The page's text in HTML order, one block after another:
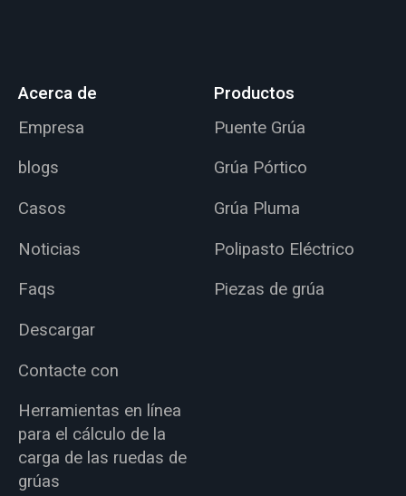
Acerca de
Empresa
blogs
Casos
Noticias
Faqs
Descargar
Contacte con
Herramientas en línea
para el cálculo de la
carga de las ruedas de
grúas
Productos
Puente Grúa
Grúa Pórtico
Grúa Pluma
Polipasto Eléctrico
Piezas de grúa